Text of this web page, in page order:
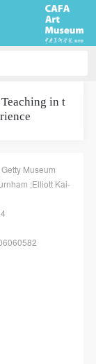
in t
Museum
;Elliott Kai-
得不那么的
吴哥，因为
明古迹，它
满战乱、杀
离出这世间
是微笑。 版
。 关于吴
一处寺院的
都会花上个
。 这里捡几
这荒凉几
已经麻木的